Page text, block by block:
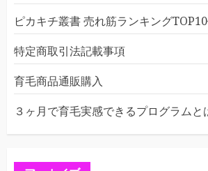
ピカキチ叢書 売れ筋ランキング
特定商取引法記載事項
育毛商品通販購入
３ヶ月で育毛実感できるプログラムと